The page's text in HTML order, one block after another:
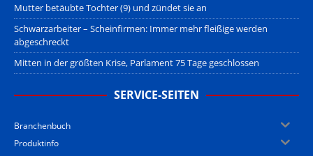
Mutter betäubte Tochter (9) und zündet sie an
Schwarzarbeiter – Scheinfirmen: Immer mehr fleißige werden
abgeschreckt
Mitten in der größten Krise, Parlament 75 Tage geschlossen
SERVICE-SEITEN
Branchenbuch
Produktinfo